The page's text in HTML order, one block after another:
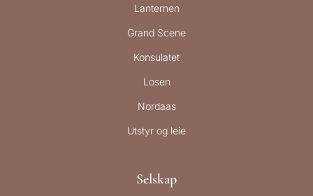
Lanternen
Grand Scene
Konsulatet
Losen
Nordaas
Utstyr og leie
Selskap